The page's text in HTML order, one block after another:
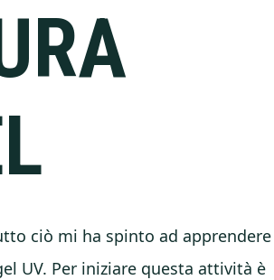
ciò mi ha spinto ad apprendere
UV. Per iniziare questa attività è